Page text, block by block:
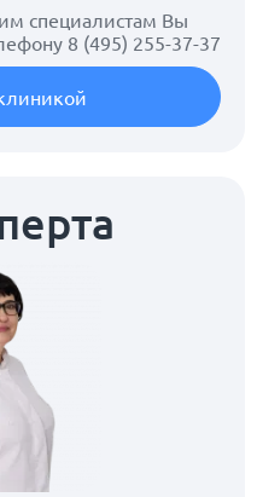
специалистам Вы
8 (495) 255-37-37